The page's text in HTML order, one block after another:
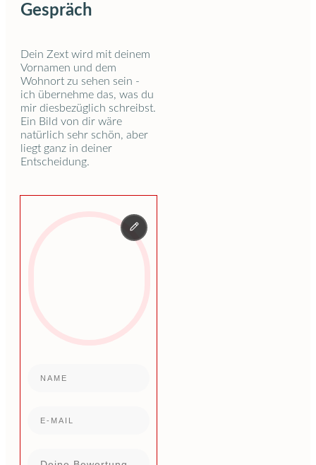
Gespräch
Dein Zext wird mit deinem
Vornamen und dem
Wohnort zu sehen sein -
ich übernehme das, was du
mir diesbezüglich schreibst.
Ein Bild von dir wäre
natürlich sehr schön, aber
liegt ganz in deiner
Entscheidung.